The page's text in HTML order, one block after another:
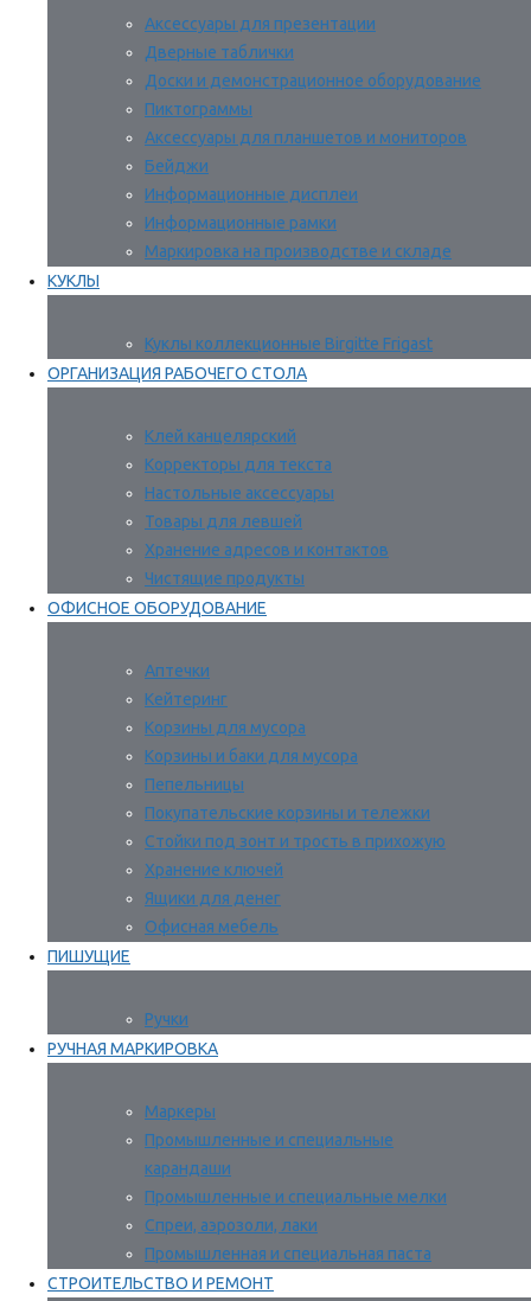
Аксессуары для презентации
Дверные таблички
Доски и демонстрационное оборудование
Пиктограммы
Аксессуары для планшетов и мониторов
Бейджи
Информационные дисплеи
Информационные рамки
Маркировка на производстве и складе
КУКЛЫ
Куклы коллекционные Birgitte Frigast
ОРГАНИЗАЦИЯ РАБОЧЕГО СТОЛА
Клей канцелярский
Корректоры для текста
Настольные аксессуары
Товары для левшей
Хранение адресов и контактов
Чистящие продукты
ОФИСНОЕ ОБОРУДОВАНИЕ
Аптечки
Кейтеринг
Корзины для мусора
Корзины и баки для мусора
Пепельницы
Покупательские корзины и тележки
Стойки под зонт и трость в прихожую
Хранение ключей
Ящики для денег
Офисная мебель
ПИШУЩИЕ
Ручки
РУЧНАЯ МАРКИРОВКА
Маркеры
Промышленные и специальные
карандаши
Промышленные и специальные мелки
Спреи, аэрозоли, лаки
Промышленная и специальная паста
СТРОИТЕЛЬСТВО И РЕМОНТ